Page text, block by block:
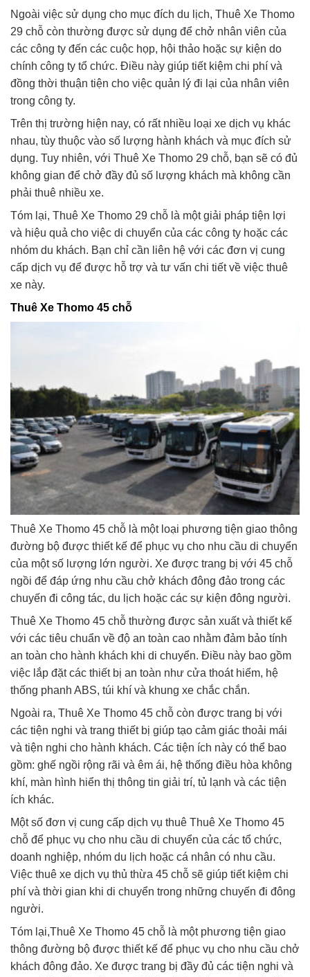
Ngoài việc sử dụng cho mục đích du lịch, Thuê Xe Thomo
29 chỗ còn thường được sử dụng để chở nhân viên của
các công ty đến các cuộc họp, hội thảo hoặc sự kiện do
chính công ty tổ chức. Điều này giúp tiết kiệm chi phí và
đồng thời thuận tiện cho việc quản lý đi lại của nhân viên
trong công ty.
Trên thị trường hiện nay, có rất nhiều loại xe dịch vụ khác
nhau, tùy thuộc vào số lượng hành khách và mục đích sử
dụng. Tuy nhiên, với Thuê Xe Thomo 29 chỗ, bạn sẽ có đủ
không gian để chở đầy đủ số lượng khách mà không cần
phải thuê nhiều xe.
Tóm lại, Thuê Xe Thomo 29 chỗ là một giải pháp tiện lợi
và hiệu quả cho việc di chuyển của các công ty hoặc các
nhóm du khách. Bạn chỉ cần liên hệ với các đơn vị cung
cấp dịch vụ để được hỗ trợ và tư vấn chi tiết về việc thuê
xe này.
Thuê Xe Thomo 45 chỗ
Thuê Xe Thomo 45 chỗ là một loại phương tiện giao thông
đường bộ được thiết kế để phục vụ cho nhu cầu di chuyển
của một số lượng lớn người. Xe được trang bị với 45 chỗ
ngồi để đáp ứng nhu cầu chở khách đông đảo trong các
chuyến đi công tác, du lịch hoặc các sự kiện đông người.
Thuê Xe Thomo 45 chỗ thường được sản xuất và thiết kế
với các tiêu chuẩn về độ an toàn cao nhằm đảm bảo tính
an toàn cho hành khách khi di chuyển. Điều này bao gồm
việc lắp đặt các thiết bị an toàn như cửa thoát hiểm, hệ
thống phanh ABS, túi khí và khung xe chắc chắn.
Ngoài ra, Thuê Xe Thomo 45 chỗ còn được trang bị với
các tiện nghi và trang thiết bị giúp tạo cảm giác thoải mái
và tiện nghi cho hành khách. Các tiện ích này có thể bao
gồm: ghế ngồi rộng rãi và êm ái, hệ thống điều hòa không
khí, màn hình hiển thị thông tin giải trí, tủ lạnh và các tiện
ích khác.
Một số đơn vị cung cấp dịch vụ thuê Thuê Xe Thomo 45
chỗ để phục vụ cho nhu cầu di chuyển của các tổ chức,
doanh nghiệp, nhóm du lịch hoặc cá nhân có nhu cầu.
Việc thuê xe dịch vụ thủ thừa 45 chỗ sẽ giúp tiết kiệm chi
phí và thời gian khi di chuyển trong những chuyến đi đông
người.
Tóm lại,Thuê Xe Thomo 45 chỗ là một phương tiện giao
thông đường bộ được thiết kế để phục vụ cho nhu cầu chở
khách đông đảo. Xe được trang bị đầy đủ các tiện nghi và